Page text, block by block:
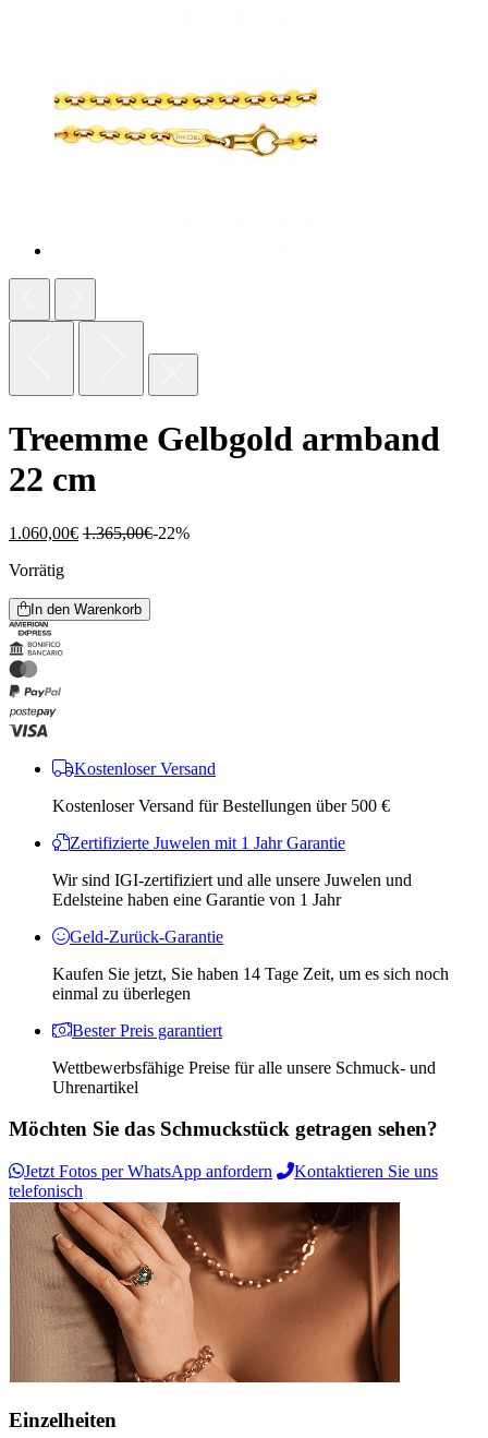
Treemme Gelbgold armband
22 cm
1.060,00€ 1.365,00€-22%
Vorrätig
In den Warenkorb
Kostenloser Versand
Kostenloser Versand für Bestellungen über 500 €
Zertifizierte Juwelen mit 1 Jahr Garantie
Wir sind IGI-zertifiziert und alle unsere Juwelen und
Edelsteine ​​haben eine Garantie von 1 Jahr
Geld-Zurück-Garantie
Kaufen Sie jetzt, Sie haben 14 Tage Zeit, um es sich noch
einmal zu überlegen
Bester Preis garantiert
Wettbewerbsfähige Preise für alle unsere Schmuck- und
Uhrenartikel
Möchten Sie das Schmuckstück getragen sehen?
Jetzt Fotos per WhatsApp anfordern
Kontaktieren Sie uns
telefonisch
Einzelheiten